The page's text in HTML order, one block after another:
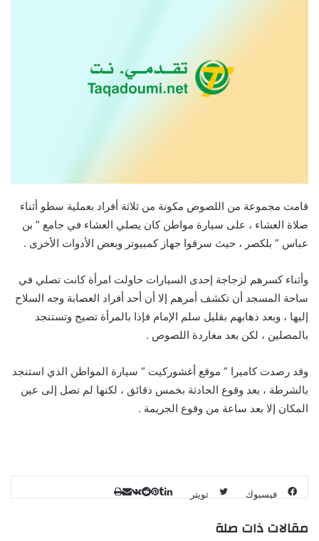
قامت مجموعة من اللصوص مكونة من ثلاثة أفراد بعملية سطو أثناء
صلاة العشاء ، على سيارة مواطن كان يصلي العشاء في جامع ” بن
عباس ” بلكصر ، حيث سرقوا جهاز كمبيوتر وبعض الأدوات الأخرى .
وأثناء كسرهم لزجاجة إحدى السيارات حاولت امرأة كانت تصلي في
ساحة المسجد أن تكشف أمرهم إلا أن أحد أفراد العصابة وجه السلاح
إليها ، وبعد ذهابهم بقليل سلم الإمام فإذا بالمرأة تصيح وتستنجد
بالمصلين ، لكن بعد مغاردة اللصوص .
وقد رصدت كاميرا ” موقع أغشوركيت ” سيارة المواطن الذي استنجد
بالشرطة ، بعد وقوع الحادثة بخمس دقائق ، لكنها لم تصل إلى عين
المكان إلا بعد ساعة من وقوع الجريمة .
فيسبوك تويتر لينكدإن
بينتيريست
مشاركة
طباعة
مقالات ذات صلة